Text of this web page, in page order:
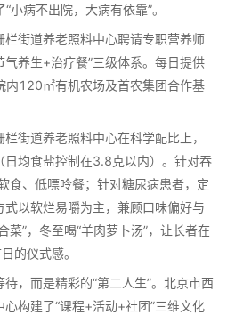
小病不出院，大病有依靠”。
街道养老照料中心聘请专职营养师
气养生+治疗餐”三级体系。每日提供
内120㎡有机农场及首农集团合作基
道养老照料中心在科学配比上，
日均食盐控制在3.8克以内）。针对吞
食、低嘌呤餐；针对糖尿病患者，定
以软烂易嚼为主，兼顾口味偏好与
菜”，冬至喝“羊肉萝卜汤”，让长者在
的仪式感。
而是精彩的“第二人生”。北京市西
构建了“课程+活动+社团”三维文化